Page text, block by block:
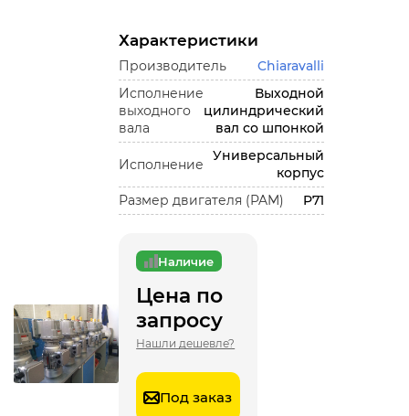
Характеристики
Производитель
Chiaravalli
Исполнение
выходного
вала
Выходной
цилиндрический
вал со шпонкой
Исполнение
Универсальный
корпус
Размер двигателя (PAM)
P71
Наличие
Цена по
запросу
Нашли дешевле?
Под заказ